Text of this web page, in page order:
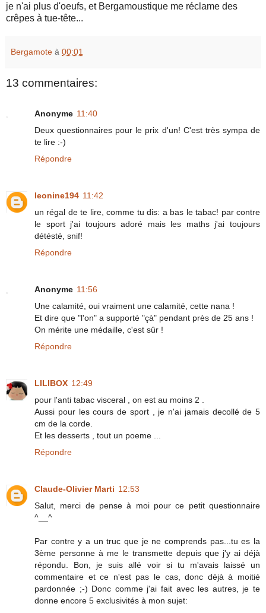
je n'ai plus d'oeufs, et Bergamoustique me réclame des
crêpes à tue-tête...
Bergamote à 00:01
13 commentaires:
Anonyme 11:40
Deux questionnaires pour le prix d'un! C'est très sympa de
te lire :-)
Répondre
leonine194 11:42
un régal de te lire, comme tu dis: a bas le tabac! par contre
le sport j'ai toujours adoré mais les maths j'ai toujours
détésté, snif!
Répondre
Anonyme 11:56
Une calamité, oui vraiment une calamité, cette nana !
Et dire que "l'on" a supporté "çà" pendant près de 25 ans !
On mérite une médaille, c'est sûr !
Répondre
LILIBOX 12:49
pour l'anti tabac visceral , on est au moins 2 .
Aussi pour les cours de sport , je n'ai jamais decollé de 5
cm de la corde.
Et les desserts , tout un poeme ...
Répondre
Claude-Olivier Marti 12:53
Salut, merci de pense à moi pour ce petit questionnaire
^__^
Par contre y a un truc que je ne comprends pas...tu es la
3ème personne à me le transmette depuis que j'y ai déjà
répondu. Bon, je suis allé voir si tu m'avais laissé un
commentaire et ce n'est pas le cas, donc déjà à moitié
pardonnée ;-) Donc comme j'ai fait avec les autres, je te
donne encore 5 exclusivités à mon sujet: